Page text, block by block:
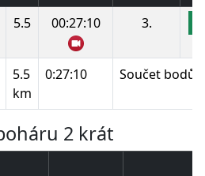
5.5 00:27:10 3.
5.5
km
0:27:10 Součet bodů:
2 krát